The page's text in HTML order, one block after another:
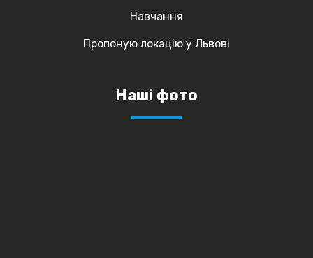
Навчання
Пропоную локацію у Львові
Наші фото